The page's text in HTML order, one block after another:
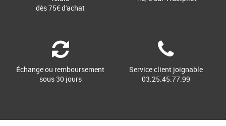
dès 75€ d'achat
Échange ou remboursement
sous 30 jours
Service client joignable
03.25.45.77.99